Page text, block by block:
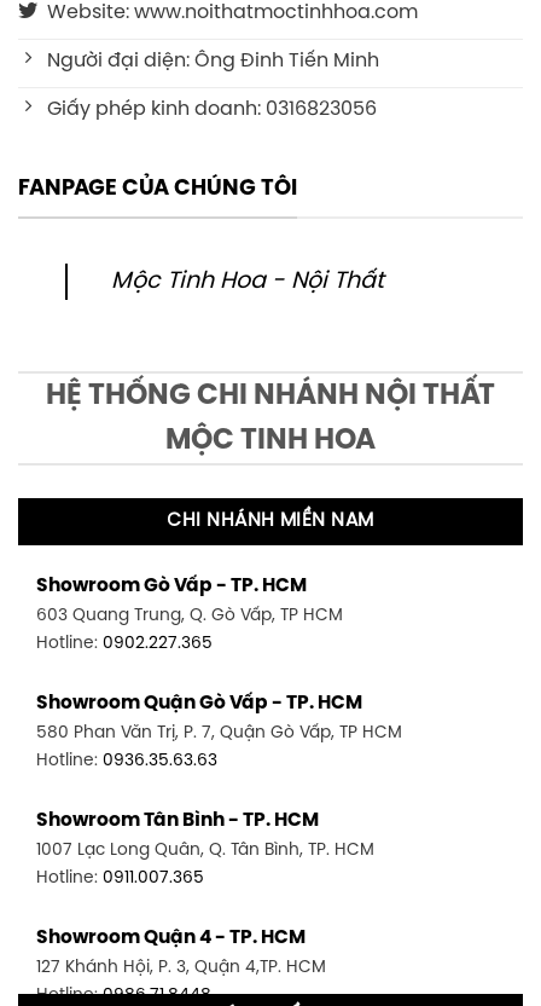
Website: www.noithatmoctinhhoa.com
Người đại diện: Ông Đinh Tiến Minh
Giấy phép kinh doanh: 0316823056
FANPAGE CỦA CHÚNG TÔI
Mộc Tinh Hoa - Nội Thất
HỆ THỐNG CHI NHÁNH NỘI THẤT
MỘC TINH HOA
CHI NHÁNH MIỀN NAM
Showroom Gò Vấp - TP. HCM
603 Quang Trung, Q. Gò Vấp, TP HCM
Hotline: 0902.227.365
Showroom Quận Gò Vấp - TP. HCM
580 Phan Văn Trị, P. 7, Quận Gò Vấp, TP HCM
Hotline: 0936.35.63.63
Showroom Tân Bình - TP. HCM
1007 Lạc Long Quân, Q. Tân Bình, TP. HCM
Hotline: 0911.007.365
Showroom Quận 4 - TP. HCM
127 Khánh Hội, P. 3, Quận 4,TP. HCM
Hotline:0986.71.8448